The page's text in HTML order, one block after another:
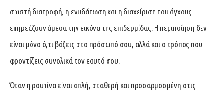
σωστή διατροφή, η ενυδάτωση και η διαχείριση του άγχους
επηρεάζουν άμεσα την εικόνα της επιδερμίδας. Η περιποίηση δεν
είναι μόνο ό,τι βάζεις στο πρόσωπό σου, αλλά και ο τρόπος που
φροντίζεις συνολικά τον εαυτό σου.
Όταν η ρουτίνα είναι απλή, σταθερή και προσαρμοσμένη στις